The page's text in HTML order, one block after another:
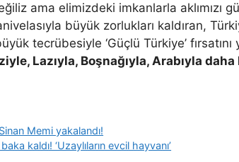
ama elimizdeki imkanlarla aklımızı
büyük zorlukları kaldıran,
tecrübesiyle ‘Güçlü Türkiye’ fırsatını
Lazıyla, Boşnağıyla, Arabıyla
Memi yakalandı!
kaldı! ‘Uzaylıların evcil hayvanı’